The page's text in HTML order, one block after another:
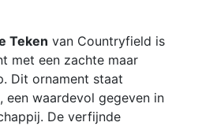
Teken van Countryfield is
met een zachte maar
Dit ornament staat
, een waardevol gegeven in
De verfijnde